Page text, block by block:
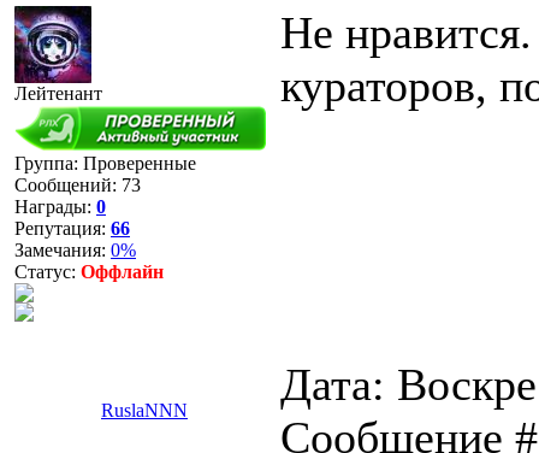
Лейтенант
Группа: Проверенные
Сообщений: 73
Награды: 0
Репутация: 66
Замечания: 0%
Статус: Оффлайн
Не
кураторов,
RuslaNNN
Дата:
Сообщение